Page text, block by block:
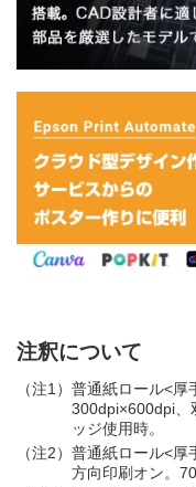
注釈について
（注1） 普通紙ロール<厚
300dpi×600dpi、
ッジ使用時。
（注2） 普通紙ロール<厚
方向印刷オン。